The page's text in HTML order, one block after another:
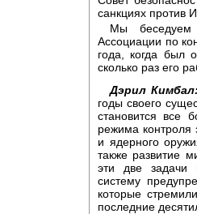
санкциях против
Мы беседуем
Ассоциации по
года, когда был
сколько раз его
Дэрил
годы своего
становится все
режима контроля
и ядерного
также развитие
эти две задачи
систему
которые
последние